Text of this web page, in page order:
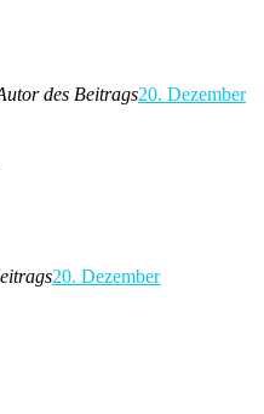
des Beitrags20. Dezember
20. Dezember